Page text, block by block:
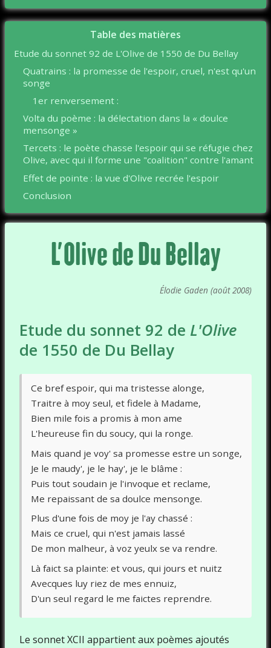
Table des matières
Etude du sonnet 92 de L'Olive de 1550 de Du Bellay
Quatrains : la promesse de l'espoir, cruel, n'est qu'un
songe
1er renversement :
Volta du poème : la délectation dans la « doulce
mensonge »
Tercets : le poète chasse l'espoir qui se réfugie chez
Olive, avec qui il forme une "coalition" contre l'amant
Effet de pointe : la vue d'Olive recrée l'espoir
Conclusion
L’Olive de Du Bellay
Élodie Gaden (août 2008)
Etude du sonnet 92 de L'Olive
de 1550 de Du Bellay
Ce bref espoir, qui ma tristesse alonge,
Traitre à moy seul, et fidele à Madame,
Bien mile fois a promis à mon ame
L'heureuse fin du soucy, qui la ronge.
Mais quand je voy' sa promesse estre un songe,
Je le maudy', je le hay', je le blâme :
Puis tout soudain je l'invoque et reclame,
Me repaissant de sa doulce mensonge.
Plus d'une fois de moy je l'ay chassé :
Mais ce cruel, qui n'est jamais lassé
De mon malheur, à voz yeulx se va rendre.
Là faict sa plainte: et vous, qui jours et nuitz
Avecques luy riez de mes ennuiz,
D'un seul regard le me faictes reprendre.
Le sonnet XCII appartient aux poèmes ajoutés